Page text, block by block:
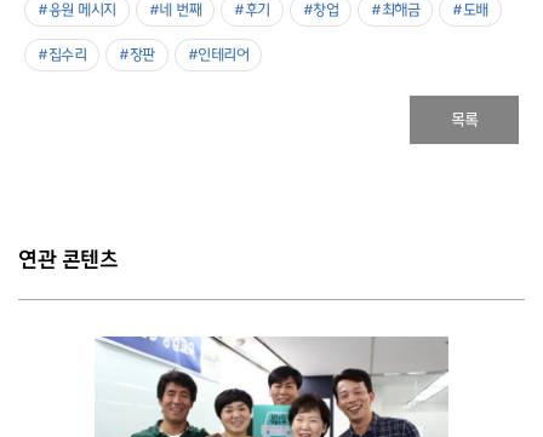
#응원 메시지 #네 번째 #후기 #창업 #최해금 #도배
#집수리 #장판 #인테리어
목록
연관 콘텐츠